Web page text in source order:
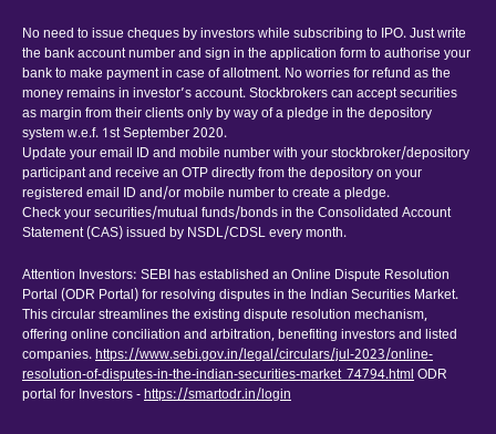
No need to issue cheques by investors while subscribing to IPO. Just write
the bank account number and sign in the application form to authorise your
bank to make payment in case of allotment. No worries for refund as the
money remains in investor’s account. Stockbrokers can accept securities
as margin from their clients only by way of a pledge in the depository
system w.e.f. 1st September 2020.
Update your email ID and mobile number with your stockbroker/depository
participant and receive an OTP directly from the depository on your
registered email ID and/or mobile number to create a pledge.
Check your securities/mutual funds/bonds in the Consolidated Account
Statement (CAS) issued by NSDL/CDSL every month.
Attention Investors: SEBI has established an Online Dispute Resolution
Portal (ODR Portal) for resolving disputes in the Indian Securities Market.
This circular streamlines the existing dispute resolution mechanism,
offering online conciliation and arbitration, benefiting investors and listed
companies.https://www.sebi.gov.in/legal/circulars/jul-2023/online-
resolution-of-disputes-in-the-indian-securities-market_74794.html ODR
portal for Investors -https://smartodr.in/login